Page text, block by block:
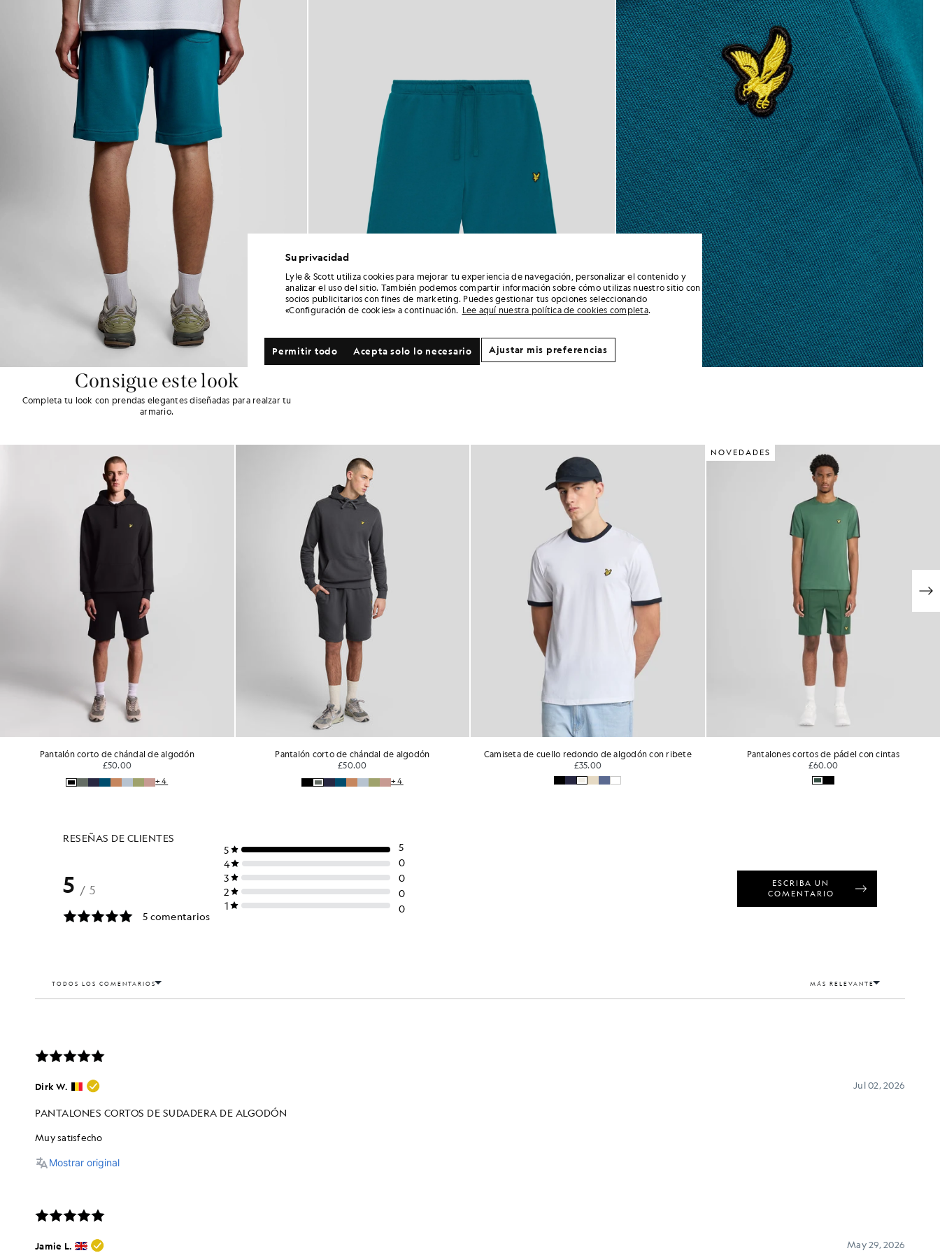
Consigue este look
Completa tu look con prendas elegantes diseñadas para realzar tu
armario.
de algodón
Pantalón corto de chándal de algodón
Camiseta de cuello redondo de algodón con ribete
Pantalones cortos de pádel con cintas
Pantalones cortos
Su privacidad
Lyle & Scott utiliza cookies para mejorar tu experiencia de navegación, personalizar el contenido y
analizar el uso del sitio. También podemos compartir información sobre cómo utilizas nuestro sitio con
socios publicitarios con fines de marketing. Puedes gestionar tus opciones seleccionando
«Configuración de cookies» a continuación. Lee aquí nuestra política de cookies completa.
Acepta solo lo necesario
Permitir todo Ajustar mis preferencias